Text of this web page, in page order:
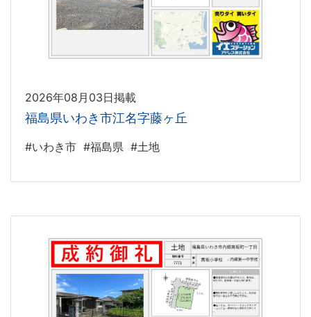
2026年08月03日掲載
福島県いわき市江名字藤ヶ丘
#いわき市 #福島県 #土地